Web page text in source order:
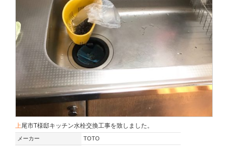
上尾市T様邸キッチン水栓交換工事を致しました。
メーカー
TOTO